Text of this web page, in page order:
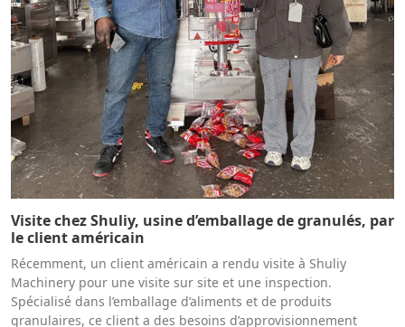
Visite chez Shuliy, usine d’emballage de granulés, par
le client américain
Récemment, un client américain a rendu visite à Shuliy
Machinery pour une visite sur site et une inspection.
Spécialisé dans l’emballage d’aliments et de produits
granulaires, ce client a des besoins d’approvisionnement